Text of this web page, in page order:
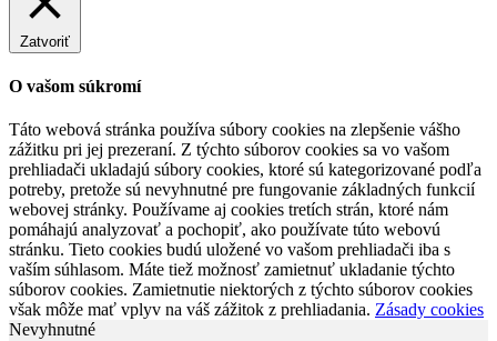
Zatvoriť
O vašom súkromí
Táto webová stránka používa súbory cookies na zlepšenie vášho
zážitku pri jej prezeraní. Z týchto súborov cookies sa vo vašom
prehliadači ukladajú súbory cookies, ktoré sú kategorizované podľa
potreby, pretože sú nevyhnutné pre fungovanie základných funkcií
webovej stránky. Používame aj cookies tretích strán, ktoré nám
pomáhajú analyzovať a pochopiť, ako používate túto webovú
stránku. Tieto cookies budú uložené vo vašom prehliadači iba s
vaším súhlasom. Máte tiež možnosť zamietnuť ukladanie týchto
súborov cookies. Zamietnutie niektorých z týchto súborov cookies
však môže mať vplyv na váš zážitok z prehliadania. Zásady cookies
Nevyhnutné